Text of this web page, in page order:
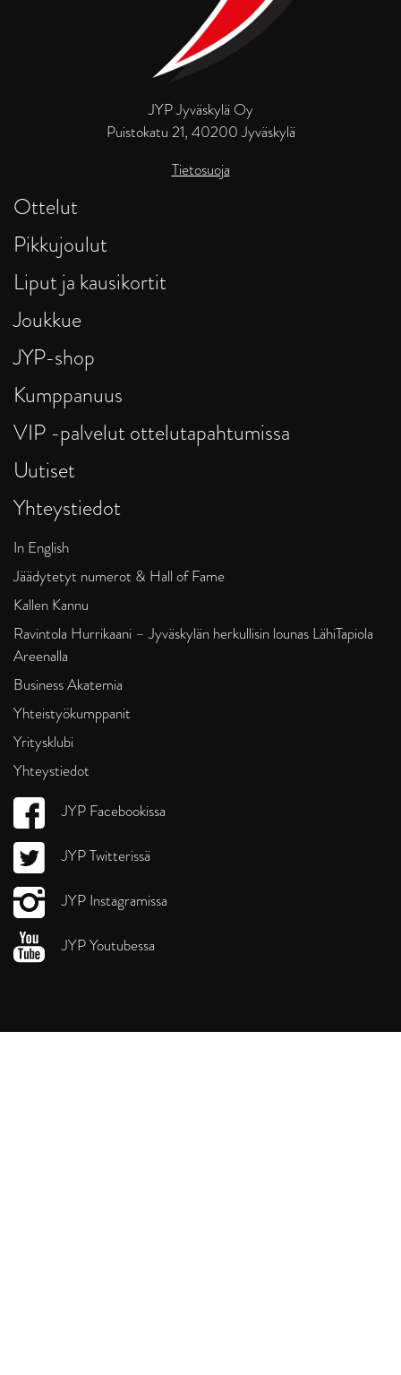
JYP Jyväskylä Oy
Puistokatu 21, 40200 Jyväskylä
Tietosuoja
Ottelut
Pikkujoulut
Liput ja kausikortit
Joukkue
JYP-shop
Kumppanuus
VIP -palvelut ottelutapahtumissa
Uutiset
Yhteystiedot
In English
Jäädytetyt numerot & Hall of Fame
Kallen Kannu
Ravintola Hurrikaani – Jyväskylän herkullisin lounas LähiTapiola
Areenalla
Business Akatemia
Yhteistyökumppanit
Yritysklubi
Yhteystiedot
JYP Facebookissa
JYP Twitterissä
JYP Instagramissa
JYP Youtubessa